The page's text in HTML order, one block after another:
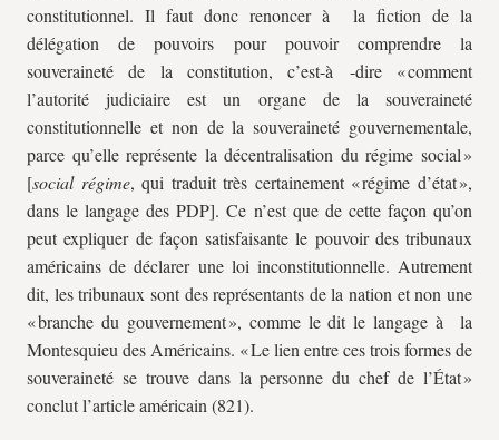
constitutionnel. Il faut donc renoncer à la fiction de la
délégation de pouvoirs pour pouvoir comprendre la
souveraineté de la constitution, c’est-à -dire « comment
l’autorité judiciaire est un organe de la souveraineté
constitutionnelle et non de la souveraineté gouvernementale,
parce qu’elle représente la décentralisation du régime social »
[social régime, qui traduit très certainement « régime d’état »,
dans le langage des PDP]. Ce n’est que de cette façon qu’on
peut expliquer de façon satisfaisante le pouvoir des tribunaux
américains de déclarer une loi inconstitutionnelle. Autrement
dit, les tribunaux sont des représentants de la nation et non une
« branche du gouvernement », comme le dit le langage à la
Montesquieu des Américains. « Le lien entre ces trois formes de
souveraineté se trouve dans la personne du chef de l’État »
conclut l’article américain (821).